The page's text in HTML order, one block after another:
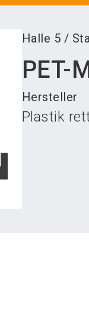
Halle 5 /
PET-
Hersteller
Plastik